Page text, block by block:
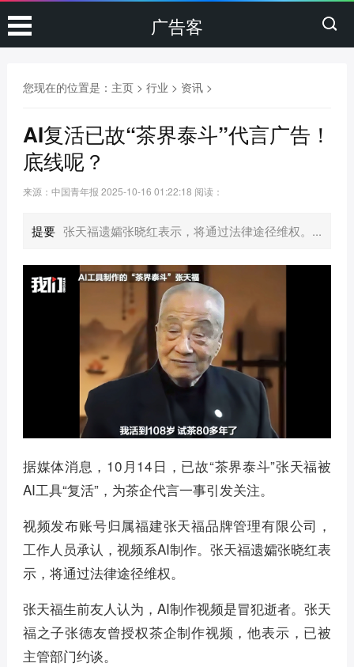
广告客
您现在的位置是： 主页> 行业 > 资讯>
AI复活已故“茶界泰斗”代言广告！
底线呢？
来源：中国青年报 2025-10-16 01:22:18 阅读：
提要 张天福遗孀张晓红表示，将通过法律途径维权。...
据媒体消息，10月14日，已故“茶界泰斗”张天福被
AI工具“复活”，为茶企代言一事引发关注。
视频发布账号归属福建张天福品牌管理有限公司，
工作人员承认，视频系AI制作。张天福遗孀张晓红表
示，将通过法律途径维权。
张天福生前友人认为，AI制作视频是冒犯逝者。张天
福之子张德友曾授权茶企制作视频，他表示，已被
主管部门约谈。